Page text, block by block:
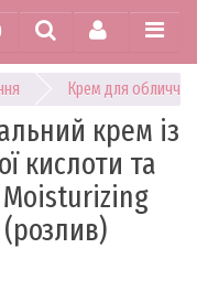
Крем для обличчя
крем із
кислоти та
Moisturizing